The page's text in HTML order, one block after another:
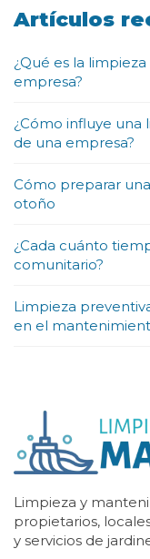
Artículos
¿Qué es la
empresa?
¿Cómo influye una
de una empresa?
Cómo preparar
otoño
¿Cada cuánto
comunitario?
Limpieza
en el
Limpieza y
propietarios,
y servicios de